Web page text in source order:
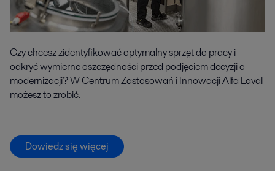
Czy chcesz zidentyfikować optymalny sprzęt do pracy i
odkryć wymierne oszczędności przed podjęciem decyzji o
modernizacji? W Centrum Zastosowań i Innowacji Alfa Laval
możesz to zrobić.
Dowiedz się więcej